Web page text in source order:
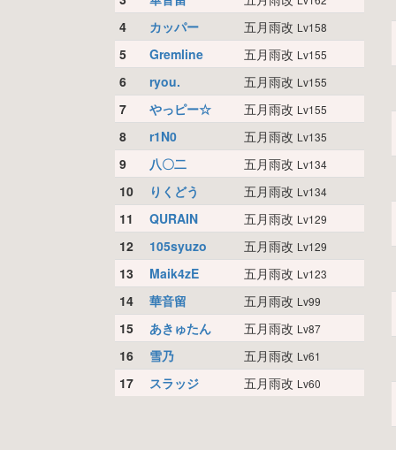
4 カッパー 五月雨改 Lv158
5 Gremline 五月雨改 Lv155
6 ryou. 五月雨改 Lv155
7 やっピー☆ 五月雨改 Lv155
8 r1N0 五月雨改 Lv135
9 八〇二 五月雨改 Lv134
10 りくどう 五月雨改 Lv134
11 QURAIN 五月雨改 Lv129
12 105syuzo 五月雨改 Lv129
13 Maik4zE 五月雨改 Lv123
14 華音留 五月雨改 Lv99
15 あきゅたん 五月雨改 Lv87
16 雪乃 五月雨改 Lv61
17 スラッジ 五月雨改 Lv60